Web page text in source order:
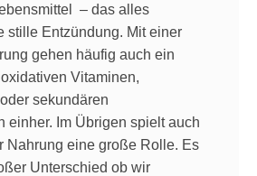
– das alles
stille Entzündung. Mit einer
gehen häufig auch ein
Vitaminen,
sekundären
einher. Im Übrigen spielt auch
Nahrung eine große Rolle. Es
Unterschied ob wir